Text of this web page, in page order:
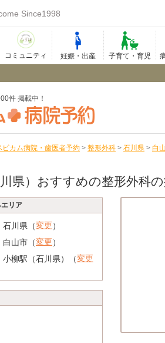
Since1998
コミュニティ 妊娠・出産 子育て・育児
件 掲載中！
ビカム病院・歯医者予約 > 整形外科 > 石川県 > 白
県）おすすめの整形外科
リア
石川県（変更）
白山市（変更）
小柳駅（石川県）（変更